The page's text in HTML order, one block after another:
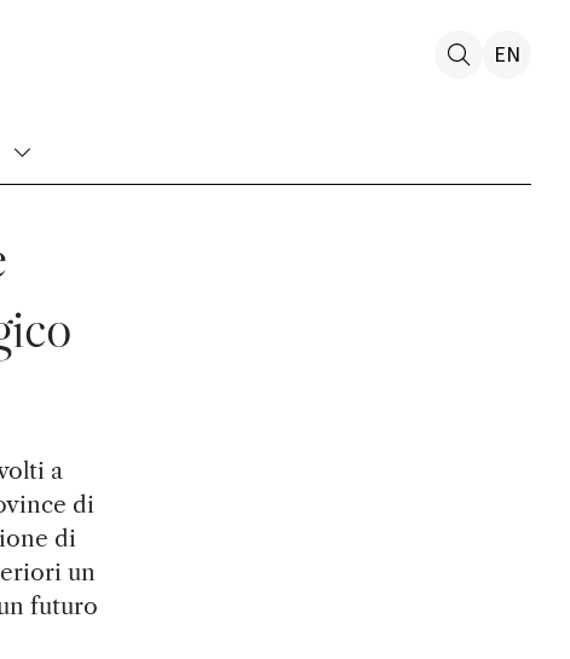
EN
a
di
di
un
futuro